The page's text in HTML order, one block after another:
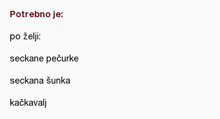
Potrebno je:
po želji:
seckane pečurke
seckana šunka
kačkavalj